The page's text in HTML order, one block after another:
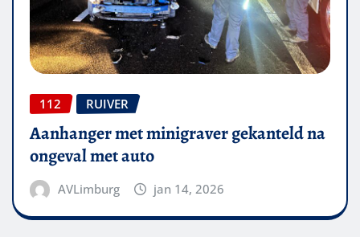
112 RUIVER
Aanhanger met minigraver gekanteld na
ongeval met auto
AVLimburg jan 14, 2026